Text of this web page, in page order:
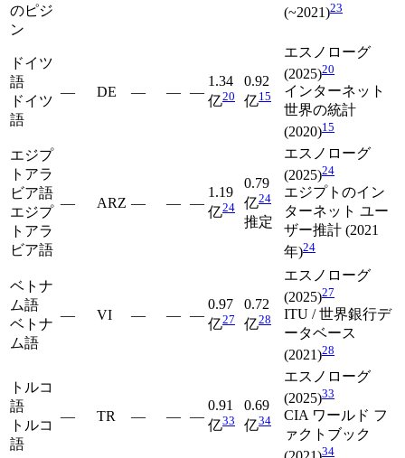
のピジ
ン
(~2021)23
ドイツ
語
ドイツ
語
— DE — — —
1.34
亿20
0.92
亿15
エスノローグ
(2025)20
インターネット
世界の統計
(2020)15
エジプ
トアラ
ビア語
エジプ
トアラ
ビア語
— ARZ — — —
1.19
亿24
0.79
亿24
推定
エスノローグ
(2025)24
エジプトのイン
ターネット ユー
ザー推計 (2021
年)24
ベトナ
ム語
ベトナ
ム語
— VI — — —
0.97
亿27
0.72
亿28
エスノローグ
(2025)27
ITU / 世界銀行デ
ータベース
(2021)28
トルコ
語
トルコ
語
— TR — — —
0.91
亿33
0.69
亿34
エスノローグ
(2025)33
CIA ワールド フ
ァクトブック
34